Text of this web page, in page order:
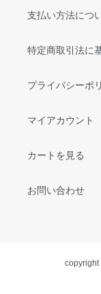
支払い方法につ
特定商取引法に
プライバシーポ
マイアカウント
カートを見る
お問い合わせ